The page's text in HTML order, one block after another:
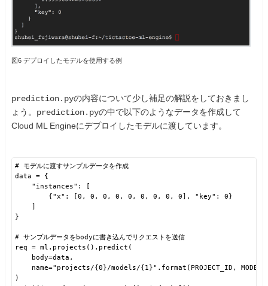
図6 デプロイしたモデルを使用する例
prediction.pyの内容について少し補足の解説をしておきまし
ょう。 prediction.pyの中で以下のようなデータを作成して
Cloud ML Engineにデプロイしたモデルに渡しています。
# モデルに渡すサンプルデータを作成
data = {
"instances": [
{"x": [0, 0, 0, 0, 0, 0, 0, 0, 0], "key": 0}
]
}
# サンプルデータをbodyに書き込んでリクエストを送信
req = ml.projects().predict(
body=data,
name="projects/{0}/models/{1}".format(PROJECT_ID,
)